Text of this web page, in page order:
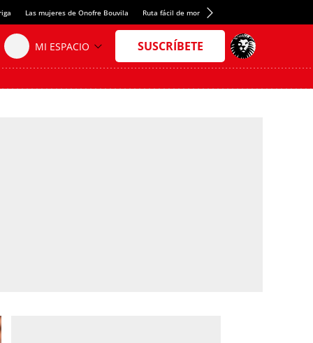
Las mujeres de Onofre Bouvila Ruta fácil de montaña